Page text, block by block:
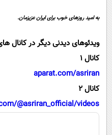
مجله
به امید روزهای خوب برای ایران عزیزمان.
ویدئوهای دیدنی دیگر در کانال
کانال 1
aparat.com/asriran
کانال 2
@asriran_official/videos